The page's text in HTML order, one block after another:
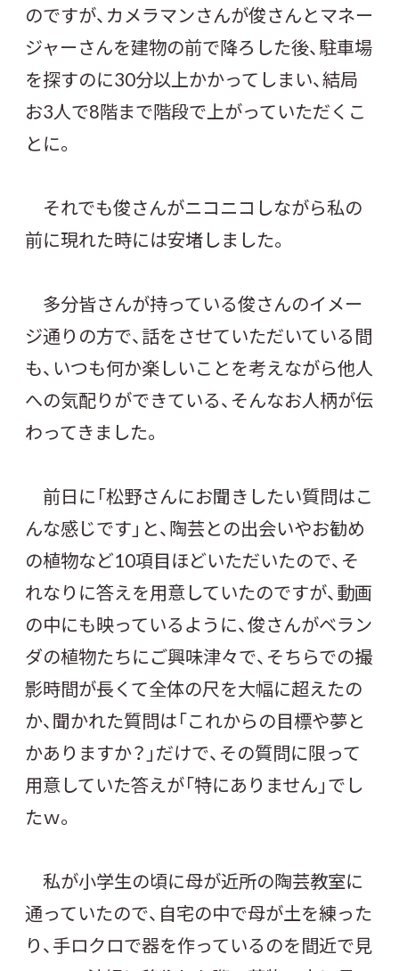
のですが、カメラマンさんが俊さんとマネー
ジャーさんを建物の前で降ろした後、駐車場
を探すのに30分以上かかってしまい、結局
お3人で8階まで階段で上がっていただくこ
とに。
それでも俊さんがニコニコしながら私の
前に現れた時には安堵しました。
多分皆さんが持っている俊さんのイメー
ジ通りの方で、話をさせていただいている間
も、いつも何か楽しいことを考えながら他人
への気配りができている、そんなお人柄が伝
わってきました。
前日に「松野さんにお聞きしたい質問はこ
んな感じです」と、陶芸との出会いやお勧め
の植物など10項目ほどいただいたので、そ
れなりに答えを用意していたのですが、動画
の中にも映っているように、俊さんがベラン
ダの植物たちにご興味津々で、そちらでの撮
影時間が長くて全体の尺を大幅に超えたの
か、聞かれた質問は「これからの目標や夢と
かありますか？」だけで、その質問に限って
用意していた答えが「特にありません」でし
たｗ。
私が小学生の頃に母が近所の陶芸教室に
通っていたので、自宅の中で母が土を練った
り、手ロクロで器を作っているのを間近で見